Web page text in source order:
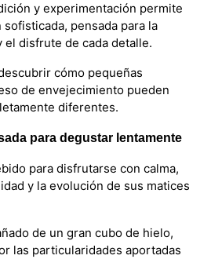
y experimentación permite
pensada para la
el disfrute de cada detalle.
cómo pequeñas
de envejecimiento pueden
diferentes.
para degustar lentamente
para disfrutarse con calma,
y la evolución de sus matices
de un gran cubo de hielo,
las particularidades aportadas